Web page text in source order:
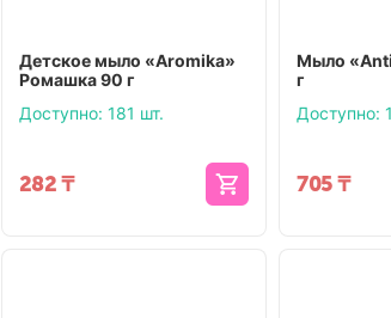
Детское мыло «Aromika»
Ромашка 90 г
Доступно: 181 шт.
282₸
Мыло
г
Доступно:
705₸